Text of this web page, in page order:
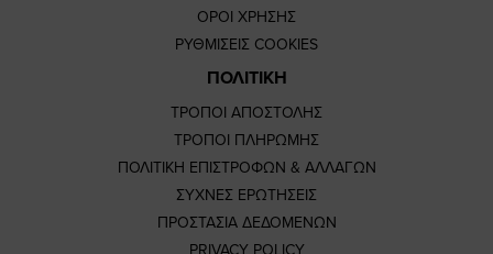
ΟΡΟΙ ΧΡΗΣΗΣ
ΡΥΘΜΙΣΕΙΣ COOKIES
ΠΟΛΙΤΙΚΗ
ΤΡΟΠΟΙ ΑΠΟΣΤΟΛΗΣ
ΤΡΟΠΟΙ ΠΛΗΡΩΜΗΣ
ΠΟΛΙΤΙΚΗ ΕΠΙΣΤΡΟΦΩΝ & ΑΛΛΑΓΩΝ
ΣΥΧΝΕΣ ΕΡΩΤΗΣΕΙΣ
ΠΡΟΣΤΑΣΙΑ ΔΕΔΟΜΕΝΩΝ
PRIVACY POLICY